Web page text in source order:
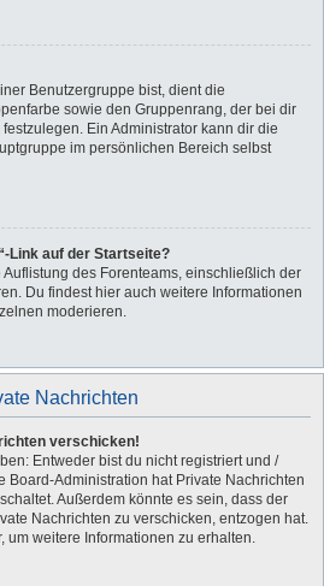
Benutzergruppe bist, dient die
sowie den Gruppenrang, der bei dir
Ein Administrator kann dir die
im persönlichen Bereich selbst
Link auf der Startseite?
des Forenteams, einschließlich der
Du findest hier auch weitere Informationen
moderieren.
Nachrichten
verschicken!
Entweder bist du nicht registriert und /
Board-Administration hat Private Nachrichten
Außerdem könnte es sein, dass der
Nachrichten zu verschicken, entzogen hat.
um weitere Informationen zu erhalten.